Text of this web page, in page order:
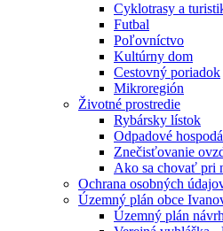
Cyklotrasy a
Futbal
Poľovníctvo
Kultúrny dom
Cestovný poriadok
Mikroregión
Životné prostredie
Rybársky lístok
Odpadové
Znečisťovanie
Ako sa chovať pri
Ochrana osobných
Územný plán obce
Územný plán